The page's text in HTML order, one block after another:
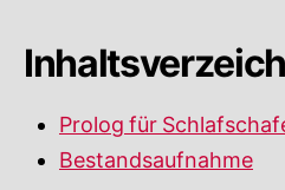
Prolog für
Bestandsaufnahme